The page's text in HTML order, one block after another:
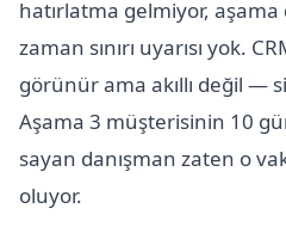
hatırlatma gelmiyor,
zaman sınırı uyarısı yok.
görünür ama akıllı değil —
Aşama 3 müşterisinin 10
sayan danışman zaten o
oluyor.